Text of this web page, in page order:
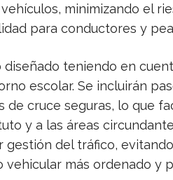
minimizando el
para conductores y
diseñado teniendo en
escolar. Se incluirán
de cruce seguras, lo que
y a las áreas
gestión del tráfico,
vehicular más ordenado y